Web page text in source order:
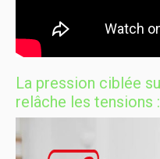
La pression ciblée
relâche les tensions :